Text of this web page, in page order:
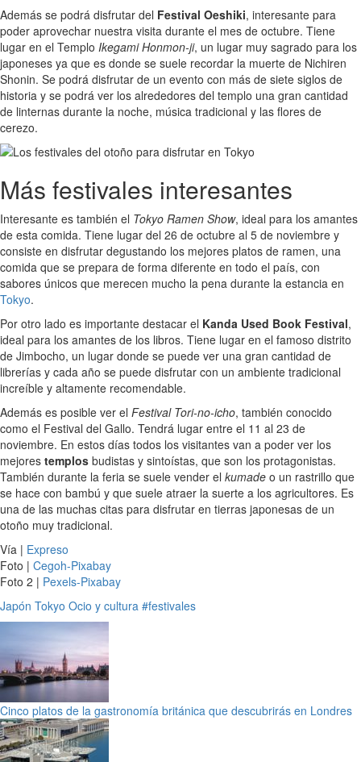
Además se podrá disfrutar del Festival Oeshiki, interesante para
poder aprovechar nuestra visita durante el mes de octubre. Tiene
lugar en el Templo Ikegami Honmon-ji, un lugar muy sagrado para los
japoneses ya que es donde se suele recordar la muerte de Nichiren
Shonin. Se podrá disfrutar de un evento con más de siete siglos de
historia y se podrá ver los alrededores del templo una gran cantidad
de linternas durante la noche, música tradicional y las flores de
cerezo.
Más festivales interesantes
Interesante es también el Tokyo Ramen Show, ideal para los amantes
de esta comida. Tiene lugar del 26 de octubre al 5 de noviembre y
consiste en disfrutar degustando los mejores platos de ramen, una
comida que se prepara de forma diferente en todo el país, con
sabores únicos que merecen mucho la pena durante la estancia en
Tokyo.
Por otro lado es importante destacar el Kanda Used Book Festival,
ideal para los amantes de los libros. Tiene lugar en el famoso distrito
de Jimbocho, un lugar donde se puede ver una gran cantidad de
librerías y cada año se puede disfrutar con un ambiente tradicional
increíble y altamente recomendable.
Además es posible ver el Festival Tori-no-icho, también conocido
como el Festival del Gallo. Tendrá lugar entre el 11 al 23 de
noviembre. En estos días todos los visitantes van a poder ver los
mejores templos budistas y sintoístas, que son los protagonistas.
También durante la feria se suele vender el kumade o un rastrillo que
se hace con bambú y que suele atraer la suerte a los agricultores. Es
una de las muchas citas para disfrutar en tierras japonesas de un
otoño muy tradicional.
Vía | Expreso
Foto | Cegoh-Pixabay
Foto 2 | Pexels-Pixabay
Japón Tokyo Ocio y cultura #festivales
Cinco platos de la gastronomía británica que descubrirás en Londres